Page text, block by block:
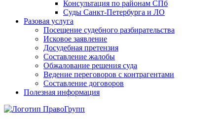
Консультация по районам СПб
Суды Санкт-Петербурга и ЛО
Разовая услуга
Посещение судебного разбирательства
Исковое заявление
Досудебная претензия
Составление жалобы
Обжалование решения суда
Ведение переговоров с контрагентами
Составление договоров
Полезная информация